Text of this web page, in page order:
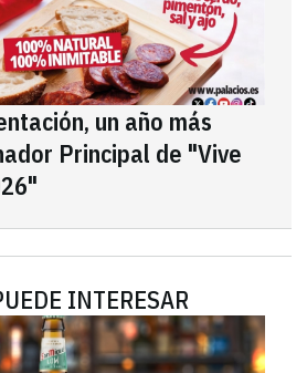
un año más
Principal de "Vive
INTERESAR